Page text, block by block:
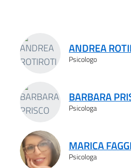
ANDREA
Psicologo
BARBARA
Psicologa
MARICA FAGGI
Psicologa